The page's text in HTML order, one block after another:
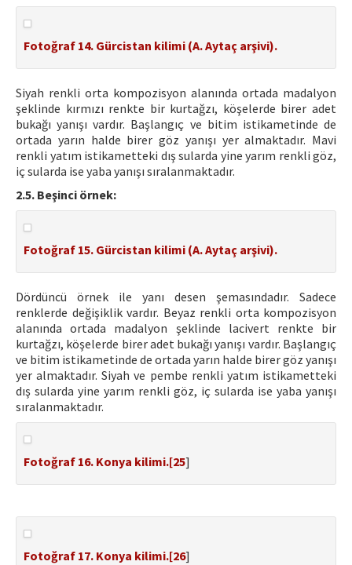
Fotoğraf 14. Gürcistan kilimi (A. Aytaç arşivi).
Siyah renkli orta kompozisyon alanında ortada madalyon
şeklinde kırmızı renkte bir kurtağzı, köşelerde birer adet
bukağı yanışı vardır. Başlangıç ve bitim istikametinde de
ortada yarın halde birer göz yanışı yer almaktadır. Mavi
renkli yatım istikametteki dış sularda yine yarım renkli göz,
iç sularda ise yaba yanışı sıralanmaktadır.
2.5. Beşinci örnek:
Fotoğraf 15. Gürcistan kilimi (A. Aytaç arşivi).
Dördüncü örnek ile yanı desen şemasındadır. Sadece
renklerde değişiklik vardır. Beyaz renkli orta kompozisyon
alanında ortada madalyon şeklinde lacivert renkte bir
kurtağzı, köşelerde birer adet bukağı yanışı vardır. Başlangıç
ve bitim istikametinde de ortada yarın halde birer göz yanışı
yer almaktadır. Siyah ve pembe renkli yatım istikametteki
dış sularda yine yarım renkli göz, iç sularda ise yaba yanışı
sıralanmaktadır.
Fotoğraf 16. Konya kilimi.[25]
Fotoğraf 17. Konya kilimi.[26]